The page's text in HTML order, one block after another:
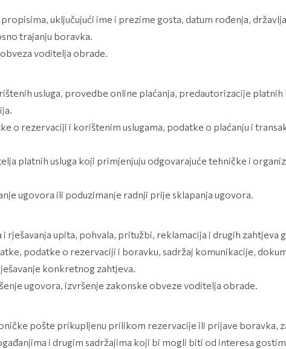
uključujući ime i prezime gosta, datum rođenja,
trajanju boravka.
voditelja obrade.
usluga, provedbe online plaćanja, predautorizacije platnih
o rezervaciji i korištenim uslugama, podatke o plaćanju i
platnih usluga koji primjenjuju odgovarajuće tehničke i
ugovora ili poduzimanje radnji prije sklapanja ugovora.
upita, pohvala, pritužbi, reklamacija i drugih zahtjeva
podatke o rezervaciji i boravku, sadržaj komunikacije,
konkretnog zahtjeva.
ugovora, izvršenje zakonske obveze voditelja obrade.
pošte prikupljenu prilikom rezervacije ili prijave boravka,
i drugim sadržajima koji bi mogli biti od interesa